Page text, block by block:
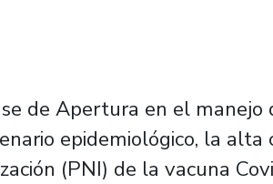
de Apertura en el manejo
epidemiológico, la
(PNI) de la vacuna